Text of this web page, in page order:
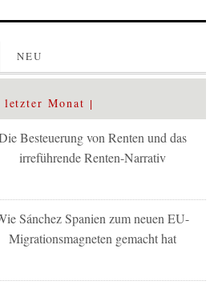
NEU
letzter Monat
Besteuerung von Renten und das
irreführende Renten-Narrativ
Sánchez Spanien zum neuen EU-
Migrationsmagneten gemacht hat